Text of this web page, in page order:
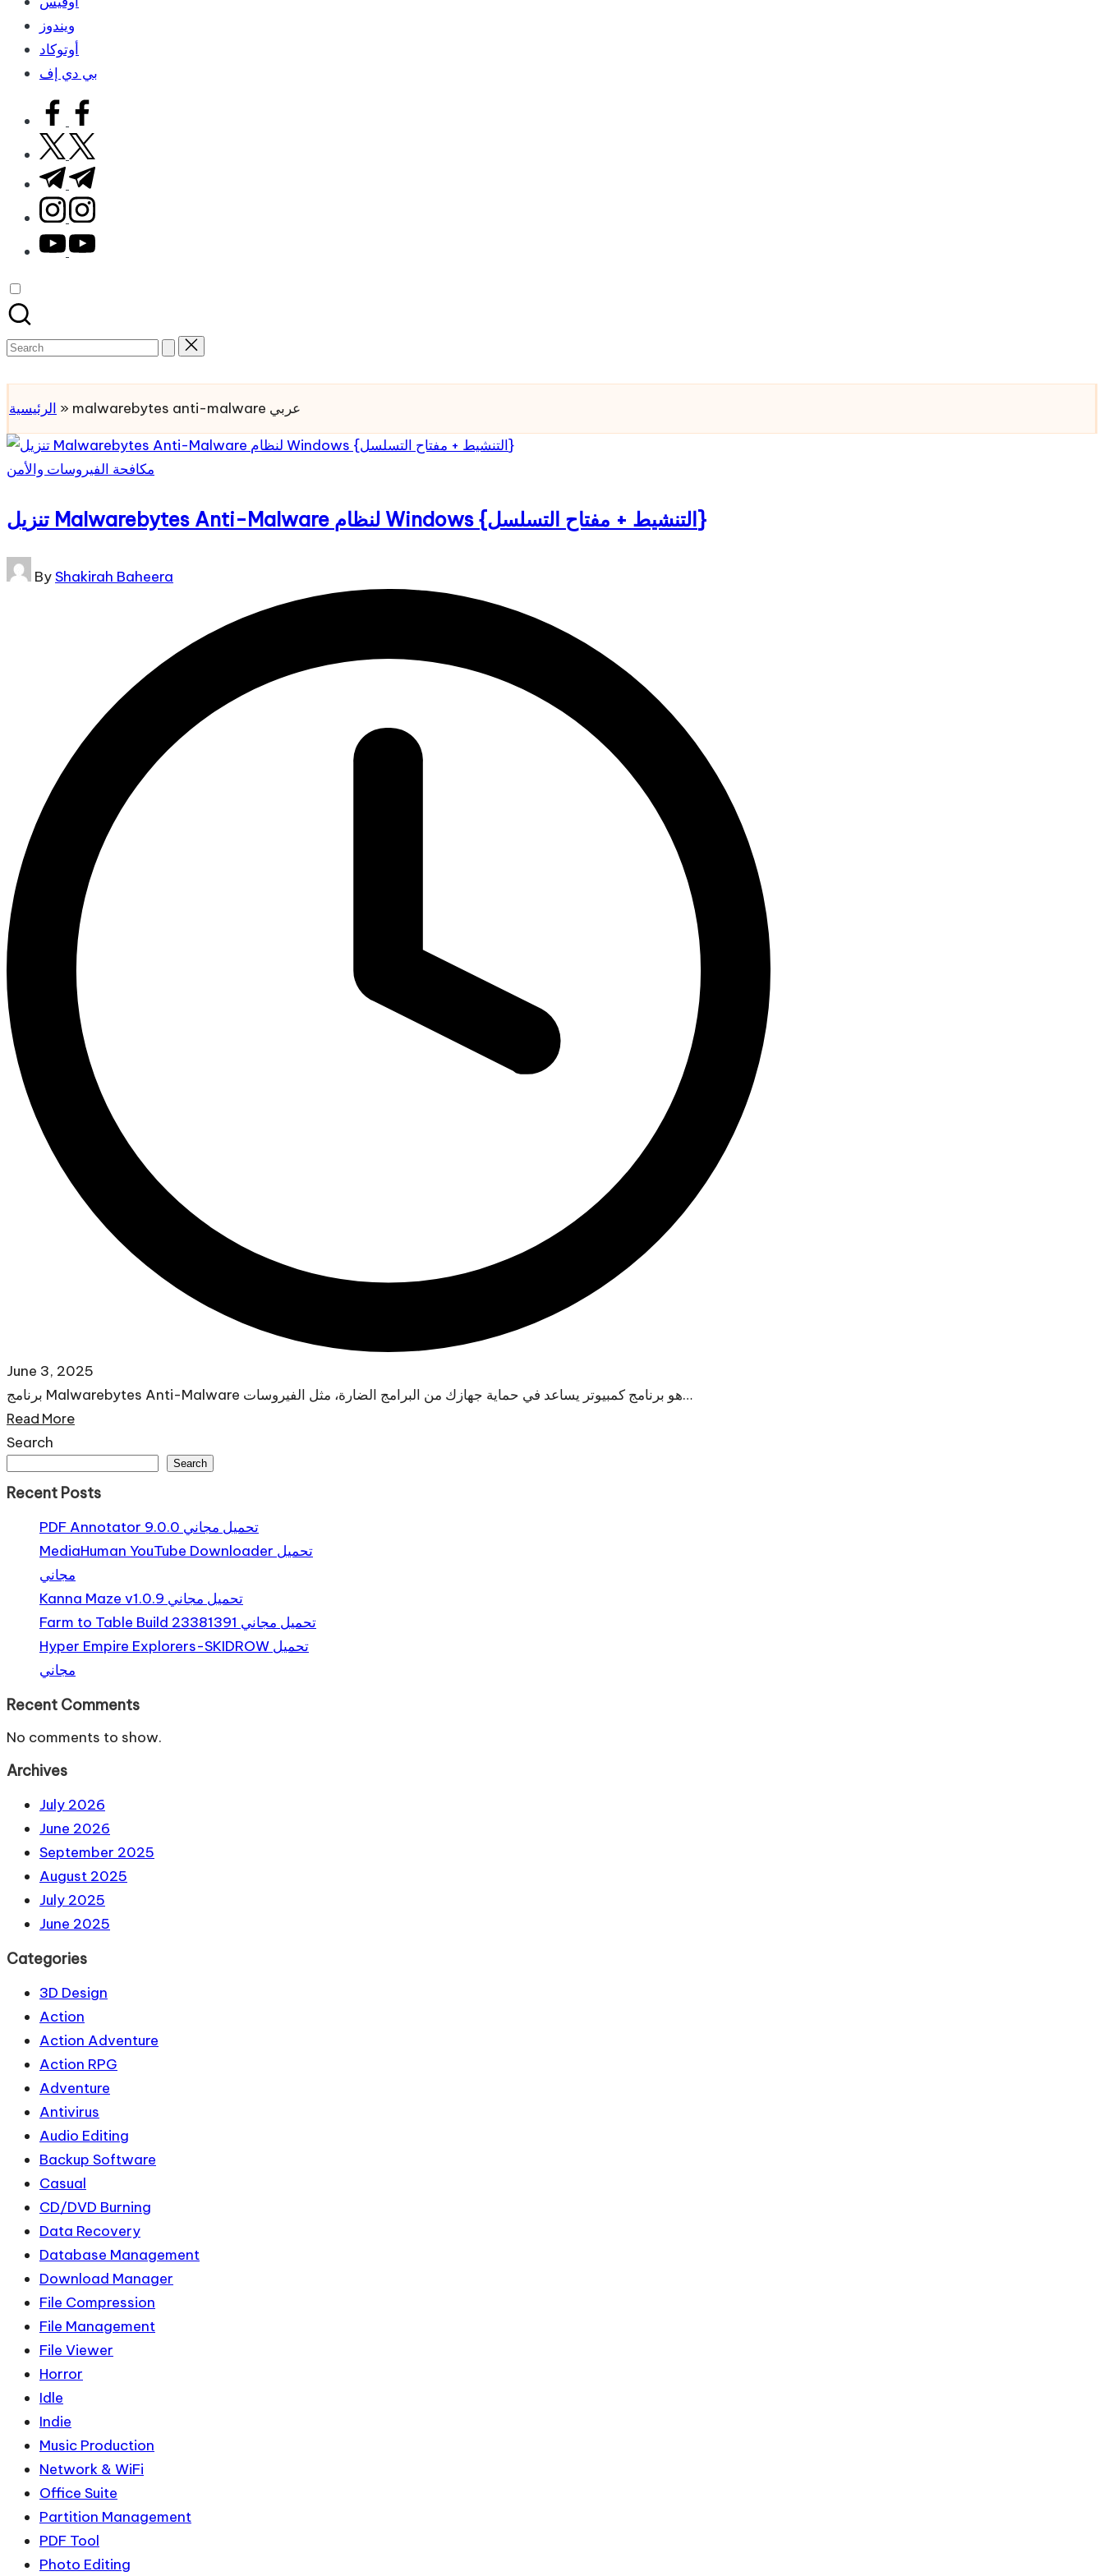
ويندوز
أوتوكاد
بي دي إف
facebook.com
twitter.com
t.me
instagram.com
youtube.com
Search
الرئيسية » malwarebytes anti-malware عربي
Posted
مكافحة الفيروسات والأمن
تنزيل Malwarebytes Anti-Malware لنظام Windows {التنشيط + مفتاح التسلسل}
PostedByShakirah Baheera
June 3, 2025
برنامج Malwarebytes Anti-Malware هو برنامج كمبيوتر يساعد في حماية جهازك من البرامج الضارة، مثل الفيروسات…
Read More
Search
Search
Recent Posts
PDF Annotator 9.0.0 تحميل مجاني
MediaHuman YouTube Downloader تحميل
مجاني
Kanna Maze v1.0.9 تحميل مجاني
Farm to Table Build 23381391 تحميل مجاني
Hyper Empire Explorers-SKIDROW تحميل
مجاني
Recent Comments
No comments to show.
Archives
July 2026
June 2026
September 2025
August 2025
July 2025
June 2025
Categories
3D Design
Action
Action Adventure
Action RPG
Adventure
Antivirus
Audio Editing
Backup Software
Casual
CD/DVD Burning
Data Recovery
Database Management
Download Manager
File Compression
File Management
File Viewer
Horror
Idle
Indie
Music Production
Network & WiFi
Office Suite
Partition Management
PDF Tool
Photo Editing